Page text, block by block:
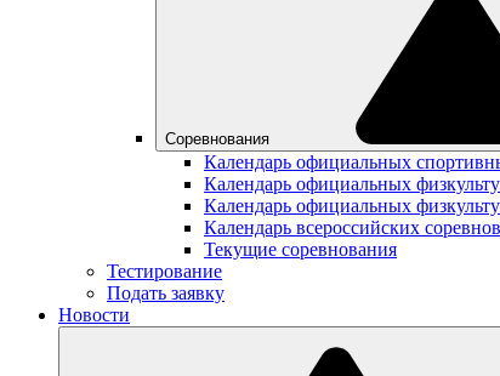
Соревнования
Календарь официальных
Календарь официальных
Календарь официальных
Календарь всероссийских
Текущие соревнования
Тестирование
Подать заявку
Новости